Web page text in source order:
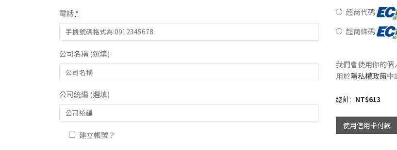
電話*
公司名稱(選填)
公司統編 (選填)
建立帳號？
超商代碼
超商條碼
我們會使用你的個
用於隱私權政策中
總計: NT$613
使用信用卡付款